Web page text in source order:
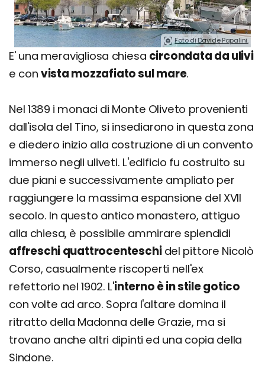
Foto di Davide Papalini.
E' una meravigliosa chiesa circondata da ulivi
e con vista mozzafiato sul mare.
Nel 1389 i monaci di Monte Oliveto provenienti
dall'isola del Tino, si insediarono in questa zona
e diedero inizio alla costruzione di un convento
immerso negli uliveti. L'edificio fu costruito su
due piani e successivamente ampliato per
raggiungere la massima espansione del XVII
secolo. In questo antico monastero, attiguo
alla chiesa, è possibile ammirare splendidi
affreschi quattrocenteschidel pittore Nicolò
Corso, casualmente riscoperti nell'ex
refettorio nel 1902. L'interno è in stile gotico
con volte ad arco. Sopra l'altare domina il
ritratto della Madonna delle Grazie, ma si
trovano anche altri dipinti ed una copia della
Sindone.